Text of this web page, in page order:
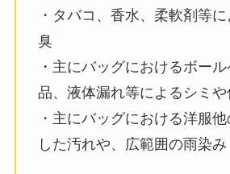
・タバコ、香水、柔軟剤等
臭
・主にバッグにおけるボー
品、液体漏れ等によるシミや
・主にバッグにおける洋服
した汚れや、広範囲の雨染み